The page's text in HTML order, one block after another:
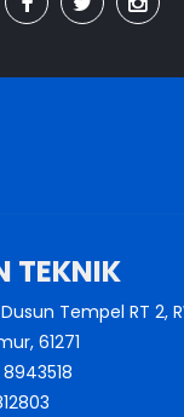
TEKNIK
Tempel RT 2,
61271